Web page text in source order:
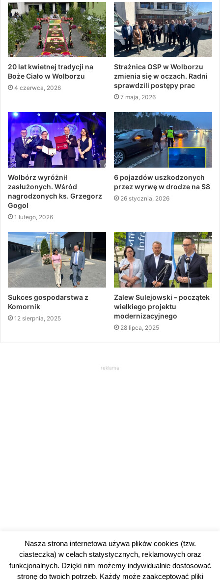
20 lat kwietnej tradycji na
Boże Ciało w Wolborzu
4 czerwca, 2026
Strażnica OSP w Wolborzu
zmienia się w oczach. Radni
sprawdzili postępy prac
7 maja, 2026
Wolbórz wyróżnił
zasłużonych. Wśród
nagrodzonych ks. Grzegorz
Gogol
1 lutego, 2026
6 pojazdów uszkodzonych
przez wyrwę w drodze na S8
26 stycznia, 2026
Sukces gospodarstwa z
Komornik
12 sierpnia, 2025
Zalew Sulejowski – początek
wielkiego projektu
modernizacyjnego
28 lipca, 2025
reklama
Nasza strona internetowa używa plików cookies (tzw.
ciasteczka) w celach statystycznych, reklamowych oraz
funkcjonalnych. Dzięki nim możemy indywidualnie dostosować
stronę do twoich potrzeb. Każdy może zaakceptować pliki